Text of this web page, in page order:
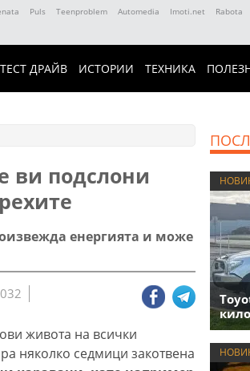
Puls Teenproblem Automedia Imoti.net Rabota
ТЕСТ ДРАЙВ ИСТОРИИ ТЕХНИКА
ви подслони
енергията и може
живота на всички
няколко седмици закотвена